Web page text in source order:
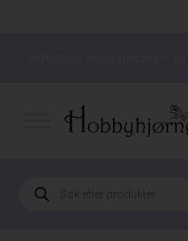
Products
search